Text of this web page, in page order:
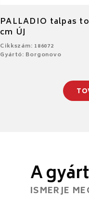
PALLADIO talpas
cm ÚJ
Cikkszám: 186072
Gyártó: Borgonovo
A
ISMERJE